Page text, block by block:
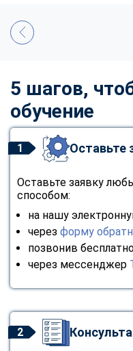
5 шагов,
обучение
1 Оставьте
Оставьте заявку
способом:
на нашу
через форму
позвонив
через мессенджер
2